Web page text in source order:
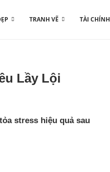
TRANH VẼ TÀI CHÍNH
Lầy Lội
stress hiệu quả sau